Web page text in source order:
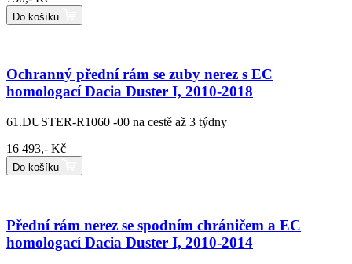
Do košíku
Ochranný přední rám se zuby nerez s EC
homologací Dacia Duster I, 2010-2018
61.DUSTER-R1060 -00 na cestě až 3 týdny
16 493,- Kč
Do košíku
Přední rám nerez se spodním chráničem a EC
homologací Dacia Duster I, 2010-2014